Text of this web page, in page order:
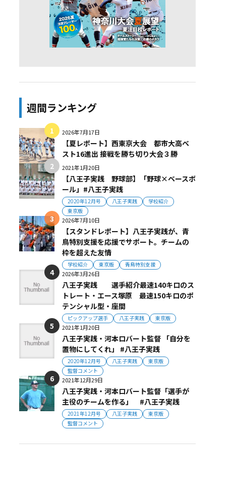
週間ランキング
2026年7月17日
【夏レポート】西東京大会 都市大高ベ
スト16進出 接戦を勝ち切り大会３勝
2021年1月20日
【八王子実践 野球部】「野球×ベースボ
ール」#八王子実践
2020年12月号 八王子実践
学校紹介
東京版
2026年7月10日
【スタンドレポート】八王子実践が、青
鳥特別支援を応援でサポート。チームの
枠を超えた友情
学校紹介 東京版 青鳥特別支援
2026年3月26日
八王子実践 選手紹介最速140キロのス
トレート・エース塚原 最速150キロのポ
テンシャル型・座間
ピックアップ選手 八王子実践 東京版
2021年1月20日
八王子実践・河本ロバート監督 「自分を
置物にしてくれ」 #八王子実践
2020年12月号 八王子実践
東京版
監督コメント
2021年12月29日
八王子実践・河本ロバート監督「選手が
主役のチームを作る」 #八王子実践
2021年12月号 八王子実践
東京版
監督コメント